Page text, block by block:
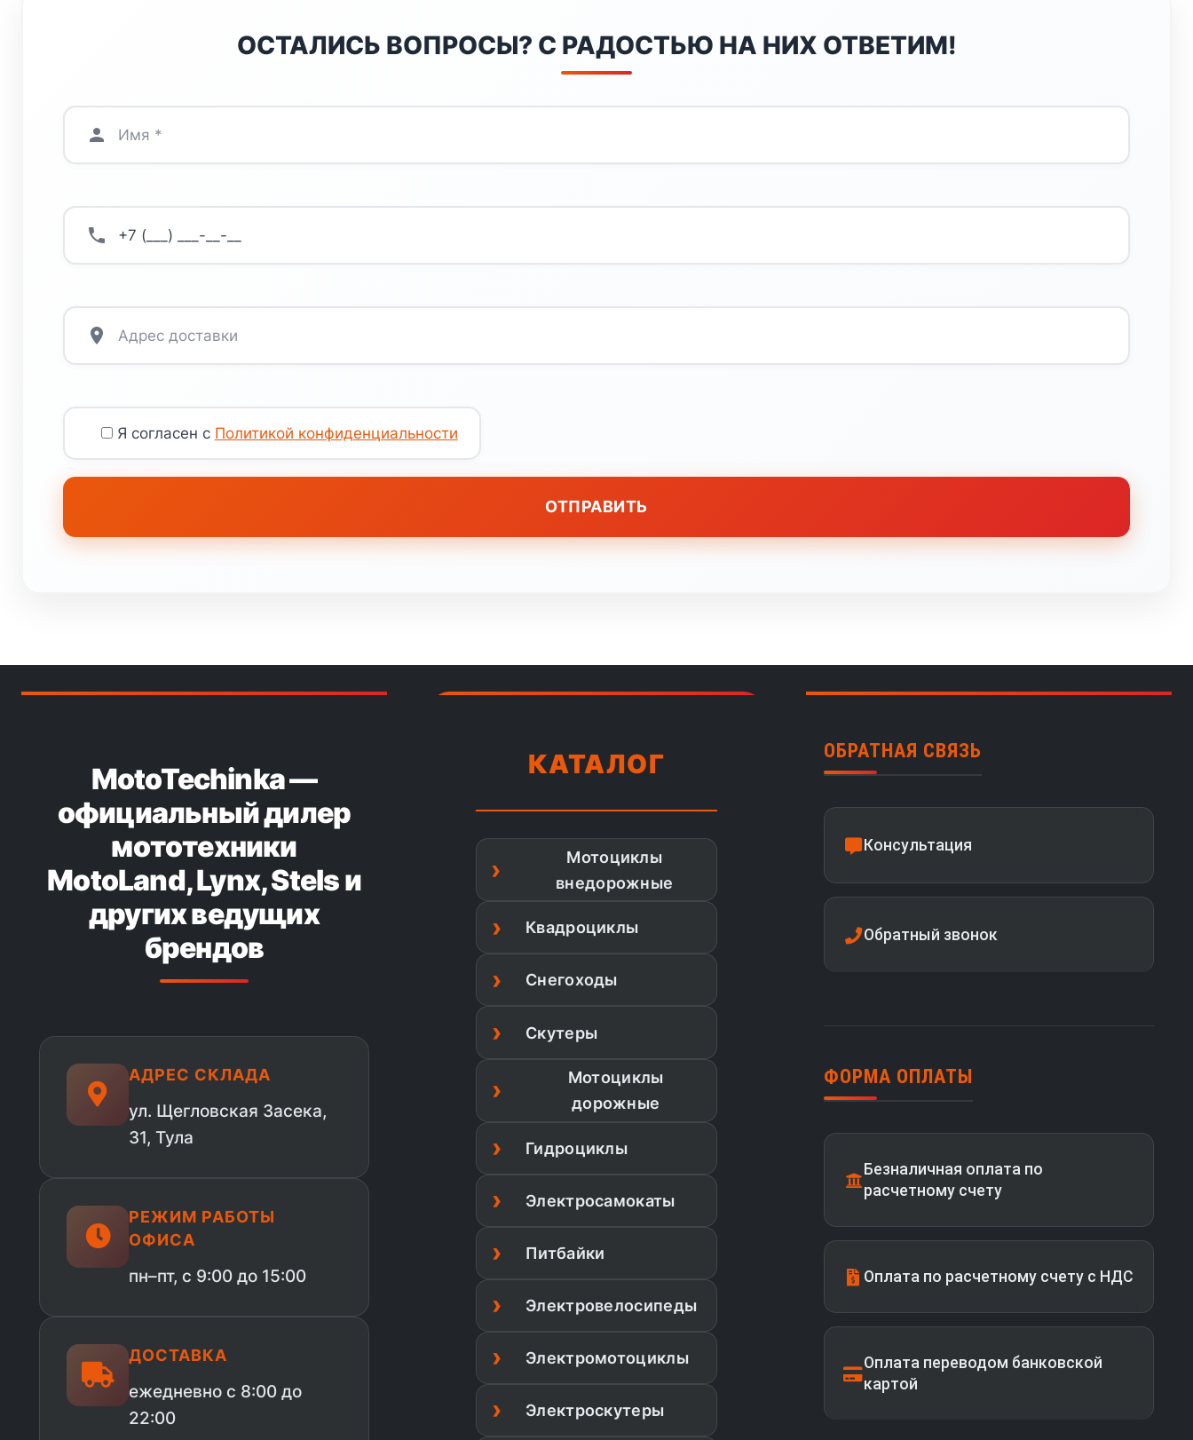
ОСТАЛИСЬ ВОПРОСЫ? С РАДОСТЬЮ НА НИХ ОТВЕТИМ!
Я согласен с Политикой конфиденциальности
MotoTechinka —
официальный дилер
мототехники
MotoLand, Lynx, Stels и
других ведущих
брендов
АДРЕС СКЛАДА
ул. Щегловская Засека,
31, Тула
РЕЖИМ РАБОТЫ
ОФИСА
пн–пт, с 9:00 до 15:00
ДОСТАВКА
ежедневно с 8:00 до
22:00
КАТАЛОГ
Мотоциклы
внедорожные
Квадроциклы
Снегоходы
Скутеры
Мотоциклы
дорожные
Гидроциклы
Электросамокаты
Питбайки
Электровелосипеды
Электромотоциклы
Электроскутеры
ОБРАТНАЯ СВЯЗЬ
Консультация
Обратный звонок
ФОРМА ОПЛАТЫ
Безналичная оплата по
расчетному счету
Оплата по расчетному счету с НДС
Оплата переводом банковской
картой